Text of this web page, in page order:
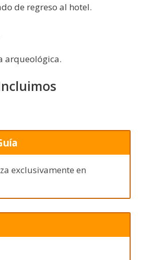
de regreso al hotel.
arqueológica.
exclusivamente en